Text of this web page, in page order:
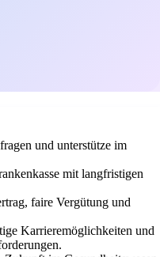
und unterstütze im
mit langfristigen
faire Vergütung und
Karrieremöglichkeiten und